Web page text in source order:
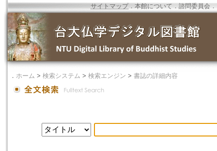
サイトマップ．本館について ． 諮問委員会 ．
． ホーム > 検索システム > 検索エンジン > 書誌の詳細内容